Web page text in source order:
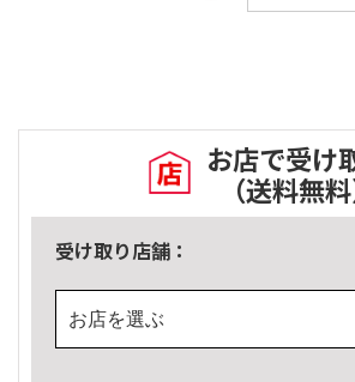
お店で受け
（送料無料
受け取り店舗：
お店を選ぶ